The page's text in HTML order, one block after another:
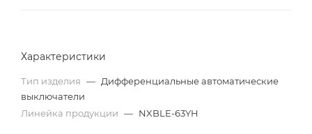
Характеристики
Тип изделия — Дифференциальные автоматические
выключатели
Линейка продукции — NXBLE-63YH